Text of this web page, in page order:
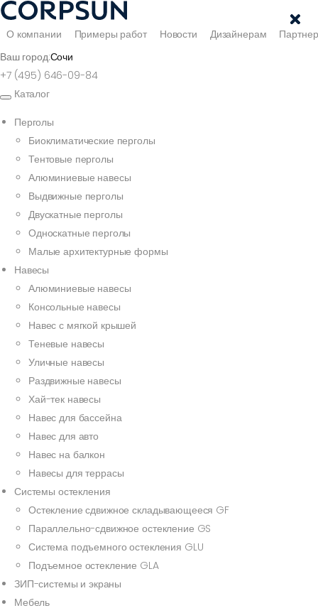
О компании Примеры работ Новости Дизайнерам
Ваш город:Сочи
+7 (495) 646-09-84
Каталог
Перголы
Биоклиматические перголы
Тентовые перголы
Алюминиевые навесы
Выдвижные перголы
Двускатные перголы
Односкатные перголы
Малые архитектурные формы
Навесы
Алюминиевые навесы
Консольные навесы
Навес с мягкой крышей
Теневые навесы
Уличные навесы
Раздвижные навесы
Хай-тек навесы
Навес для бассейна
Навес для авто
Навес на балкон
Навесы для террасы
Системы остекления
Остекление сдвижное складывающееся GF
Параллельно-сдвижное остекление GS
Система подъемного остекления GLU
Подъемное остекление GLA
ЗИП-системы и экраны
Мебель